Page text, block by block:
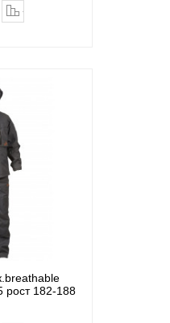
в закладки
рост 182-188